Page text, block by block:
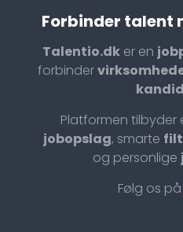
Forbinder talent
Talentio.dker en
forbinder
Platformen
jobopslag, smarte
og personlige
Følg os på